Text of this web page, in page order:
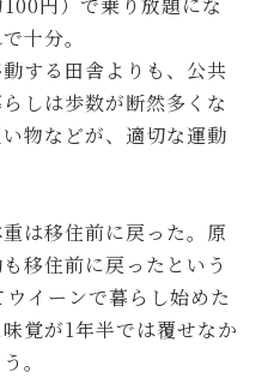
十分。
する田舎よりも、公共
しは歩数が断然多くな
物などが、適切な運動
は移住前に戻った。原
移住前に戻ったという
イーンで暮らし始めた
覚が1年半では覆せなか
。